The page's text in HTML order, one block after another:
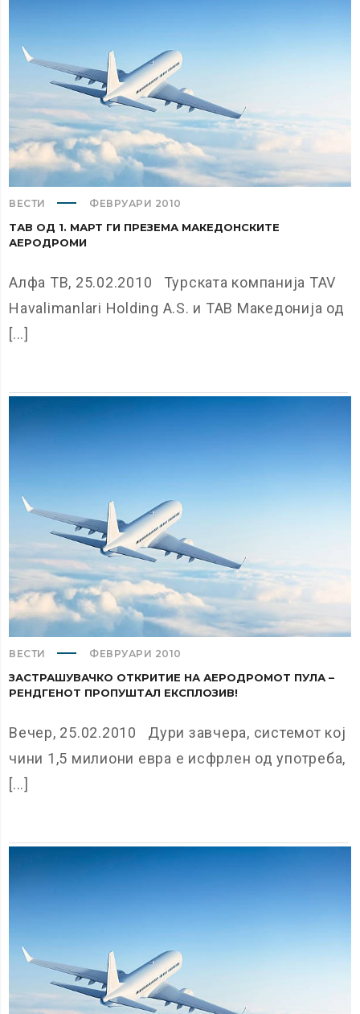
ВЕСТИ ФЕВРУАРИ 2010
ТАВ ОД 1. МАРТ ГИ ПРЕЗЕМА МАКЕДОНСКИТЕ
АЕРОДРОМИ
Алфа ТВ, 25.02.2010 Турската компанија TAV
Havalimanlari Holding A.S. и ТАВ Македонија од
[...]
ВЕСТИ ФЕВРУАРИ 2010
ЗАСТРАШУВАЧКО ОТКРИТИЕ НА АЕРОДРОМОТ ПУЛА –
РЕНДГЕНОТ ПРОПУШТАЛ ЕКСПЛОЗИВ!
Вечер, 25.02.2010 Дури завчера, системот кој
чини 1,5 милиони евра е исфрлен од употреба,
[...]